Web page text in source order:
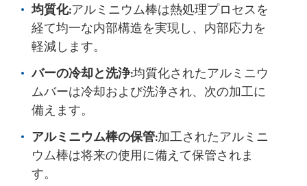
均質化:アルミニウム棒は熱処理プロセスを
経て均一な内部構造を実現し、内部応力を
軽減します。
バーの冷却と洗浄:均質化されたアルミニウ
ムバーは冷却および洗浄され、次の加工に
備えます。
アルミニウム棒の保管:加工されたアルミニ
ウム棒は将来の使用に備えて保管されま
す。